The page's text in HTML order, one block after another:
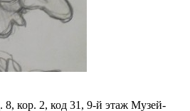
8, кор. 2, код 31, 9-й этаж Музей-